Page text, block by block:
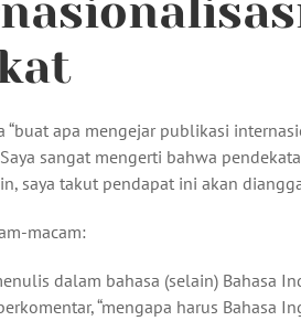
apa mengejar publikasi
sangat mengerti bahwa
saya takut pendapat ini akan
macam:
dalam bahasa (selain) Bahasa
“mengapa harus Bahasa